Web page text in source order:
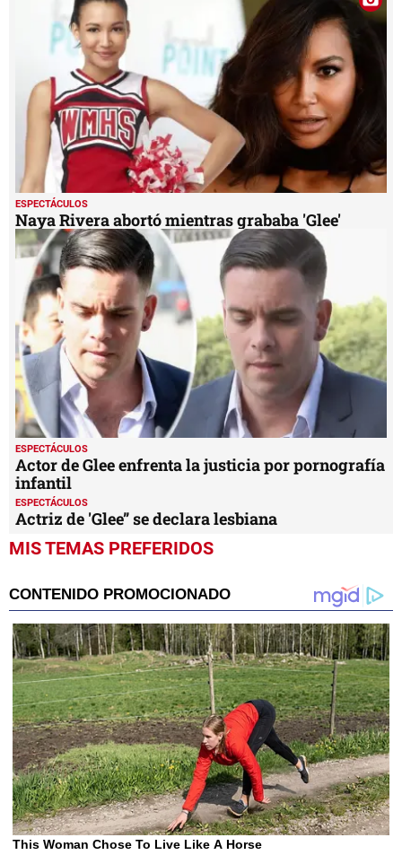
ESPECTÁCULOS
Naya Rivera abortó mientras grababa 'Glee'
ESPECTÁCULOS
Actor de Glee enfrenta la justicia por pornografía
infantil
ESPECTÁCULOS
Actriz de 'Glee” se declara lesbiana
MIS TEMAS PREFERIDOS